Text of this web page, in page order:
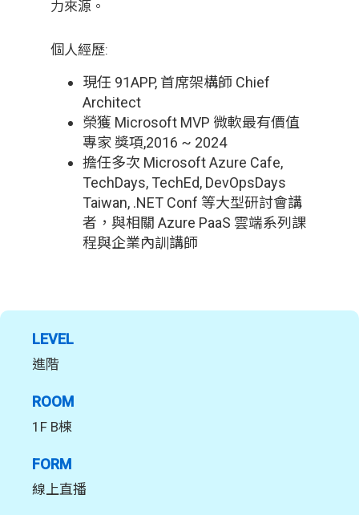
力來源。
個人經歷:
現任 91APP, 首席架構師 Chief
Architect
榮獲 Microsoft MVP 微軟最有價值
專家 獎項,2016 ~ 2024
擔任多次 Microsoft Azure Cafe,
TechDays, TechEd, DevOpsDays
Taiwan, .NET Conf 等大型研討會講
者，與相關 Azure PaaS 雲端系列課
程與企業內訓講師
LEVEL
進階
ROOM
1F B棟
FORM
線上直播